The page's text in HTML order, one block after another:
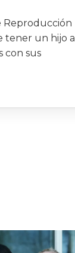
Reproducción
tener un hijo a
con sus